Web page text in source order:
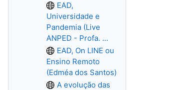
EAD,
Universidade e
Pandemia (Live
ANPED - Profa. ...
EAD, On LINE ou
Ensino Remoto
(Edméa dos Santos)
A evolução das